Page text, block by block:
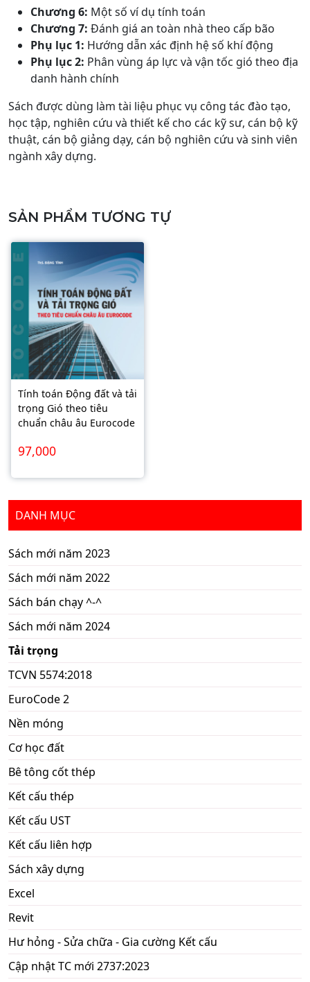
Chương 6: Một số ví dụ tính toán
Chương 7: Đánh giá an toàn nhà theo cấp bão
Phụ lục 1: Hướng dẫn xác định hệ số khí động
Phụ lục 2: Phân vùng áp lực và vận tốc gió theo địa
danh hành chính
Sách được dùng làm tài liệu phục vụ công tác đào tạo,
học tập, nghiên cứu và thiết kế cho các kỹ sư, cán bộ kỹ
thuật, cán bộ giảng dạy, cán bộ nghiên cứu và sinh viên
ngành xây dựng.
SẢN PHẨM TƯƠNG TỰ
Tính toán Động đất và tải
trọng Gió theo tiêu
chuẩn châu âu Eurocode
97,000
DANH MỤC
Sách mới năm 2023
Sách mới năm 2022
Sách bán chạy ^-^
Sách mới năm 2024
Tải trọng
TCVN 5574:2018
EuroCode 2
Nền móng
Cơ học đất
Bê tông cốt thép
Kết cấu thép
Kết cấu UST
Kết cấu liên hợp
Sách xây dựng
Excel
Revit
Hư hỏng - Sửa chữa - Gia cường Kết cấu
Cập nhật TC mới 2737:2023